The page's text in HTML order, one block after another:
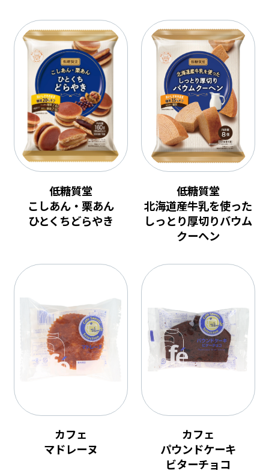
低糖質堂
こしあん・栗あん
ひとくちどらやき
低糖質堂
北海道産牛乳を使った
しっとり厚切りバウム
クーヘン
カフェ
マドレーヌ
カフェ
パウンドケーキ
ビターチョコ